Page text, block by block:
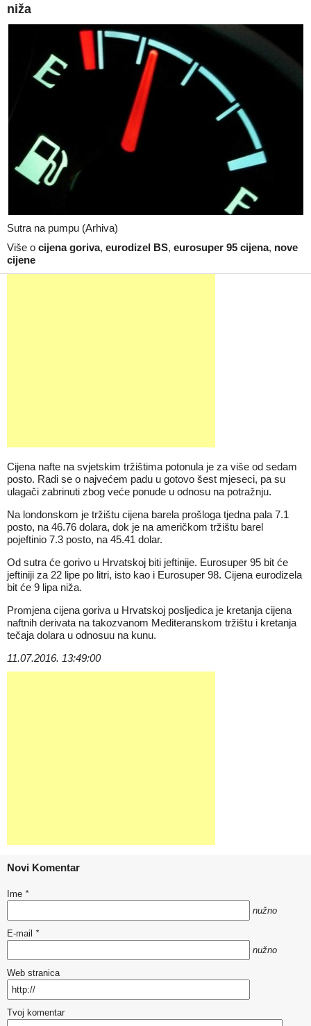
niža
Sutra na pumpu (Arhiva)
Više o cijena goriva, eurodizel BS, eurosuper 95 cijena, nove
cijene
Cijena nafte na svjetskim tržištima potonula je za više od sedam
posto. Radi se o najvećem padu u gotovo šest mjeseci, pa su
ulagači zabrinuti zbog veće ponude u odnosu na potražnju.
Na londonskom je tržištu cijena barela prošloga tjedna pala 7.1
posto, na 46.76 dolara, dok je na američkom tržištu barel
pojeftinio 7.3 posto, na 45.41 dolar.
Od sutra će gorivo u Hrvatskoj biti jeftinije. Eurosuper 95 bit će
jeftiniji za 22 lipe po litri, isto kao i Eurosuper 98. Cijena eurodizela
bit će 9 lipa niža.
Promjena cijena goriva u Hrvatskoj posljedica je kretanja cijena
naftnih derivata na takozvanom Mediteranskom tržištu i kretanja
tečaja dolara u odnosuu na kunu.
11.07.2016. 13:49:00
Novi Komentar
Ime *
nužno
E-mail *
nužno
Web stranica
Tvoj komentar